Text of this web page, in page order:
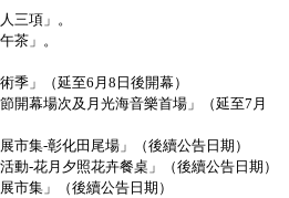
三項」。
茶」。
季」（延至6月8日後開幕）
開幕場次及月光海音樂首場」（延至7月
市集-彰化田尾場」（後續公告日期）
動-花月夕照花卉餐桌」（後續公告日期）
市集」（後續公告日期）